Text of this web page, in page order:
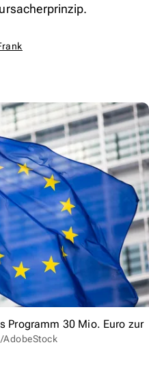
Programm 30 Mio. Euro zur
AdobeStock